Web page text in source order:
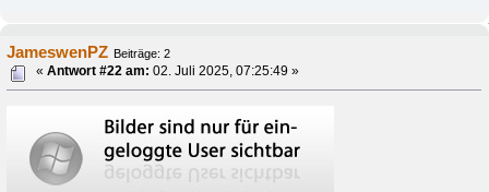
JameswenPZ Beiträge: 2
«Antwort #22 am: 02. Juli 2025, 07:25:49 »